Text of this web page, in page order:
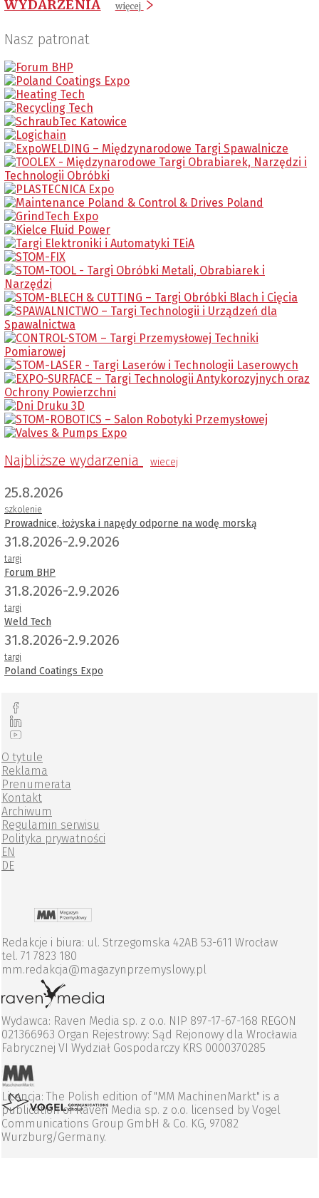
WYDARZENIA więcej
Nasz patronat
Najbliższe wydarzenia wiecej
25.8.2026
szkolenie
Prowadnice, łożyska i napędy odporne na wodę morską
31.8.2026-2.9.2026
targi
Forum BHP
31.8.2026-2.9.2026
targi
Weld Tech
31.8.2026-2.9.2026
targi
Poland Coatings Expo
O tytule
Reklama
Prenumerata
Kontakt
Archiwum
Regulamin serwisu
Polityka prywatności
EN
DE
Redakcje i biura: ul. Strzegomska 42AB 53-611 Wrocław
tel. 71 7823 180
mm.redakcja@magazynprzemyslowy.pl
Wydawca: Raven Media sp. z o.o. NIP 897-17-67-168 REGON
021366963 Organ Rejestrowy: Sąd Rejonowy dla Wrocławia
Fabrycznej VI Wydział Gospodarczy KRS 0000370285
Licencja: The Polish edition of "MM MachinenMarkt" is a
publication of Raven Media sp. z o.o. licensed by Vogel
Communications Group GmbH & Co. KG, 97082
Wurzburg/Germany.